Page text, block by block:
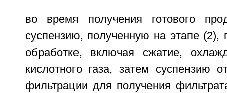
во время получения готового
суспензию, полученную на этапе (2),
обработке, включая сжатие,
кислотного газа, затем суспензию
фильтрации для получения